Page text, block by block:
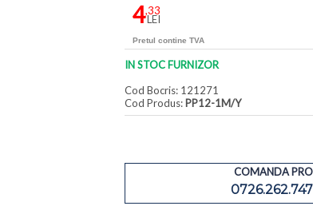
4,33
LEI
Pretul contine TVA
IN STOC FURNIZOR
Cod Bocris: 121271
Cod Produs: PP12-1M/Y
COMANDA